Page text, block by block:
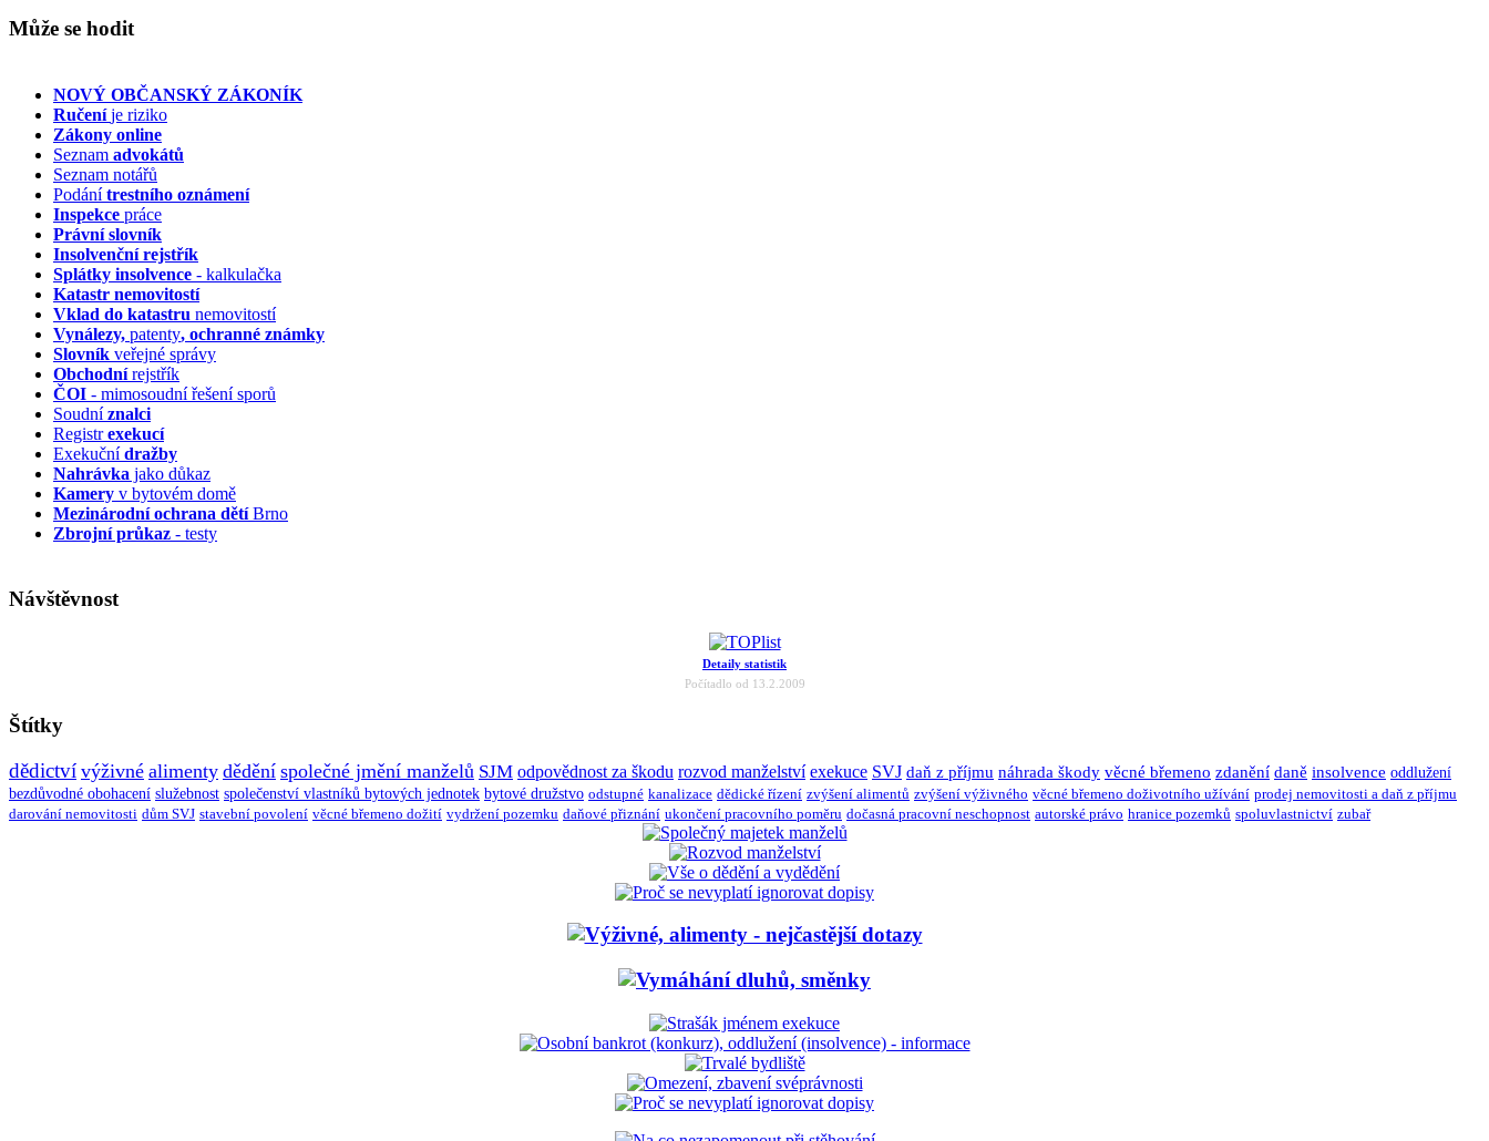
Může se hodit
NOVÝ OBČANSKÝ ZÁKONÍK
Ručeníje riziko
Zákony online
Seznam advokátů
Seznam notářů
Podánítrestního oznámení
Inspekce práce
Právní slovník
Insolvenčnírejstřík
Splátky insolvence - kalkulačka
Katastr nemovitostí
Vklad do katastru nemovitostí
Vynálezy, patenty, ochranné známky
Slovník veřejné správy
Obchodnírejstřík
ČOI - mimosoudní řešení sporů
Soudníznalci
Registrexekucí
Exekučnídražby
Nahrávka jako důkaz
Kamery v bytovém domě
Mezinárodní ochrana dětíBrno
Zbrojní průkaz - testy
Návštěvnost
Detaily statistik
Počítadlo od 13.2.2009
Štítky
dědictví výživné alimenty dědění společné jmění manželů SJM odpovědnost za škodu rozvod manželství exekuce SVJ daň z příjmu náhrada škody věcné břemeno zdanění daně insolvence oddlužení
bezdůvodné obohacení služebnost společenství vlastníků bytových jednotek bytové družstvo odstupné kanalizace dědické řízení zvýšení alimentů zvýšení výživného věcné břemeno doživotního užívání prodej nemovitosti a daň z příjmu
darování nemovitosti dům SVJ stavební povolení věcné břemeno dožití vydržení pozemku daňové přiznání ukončení pracovního poměru dočasná pracovní neschopnost autorské právo hranice pozemků spoluvlastnictví zubař